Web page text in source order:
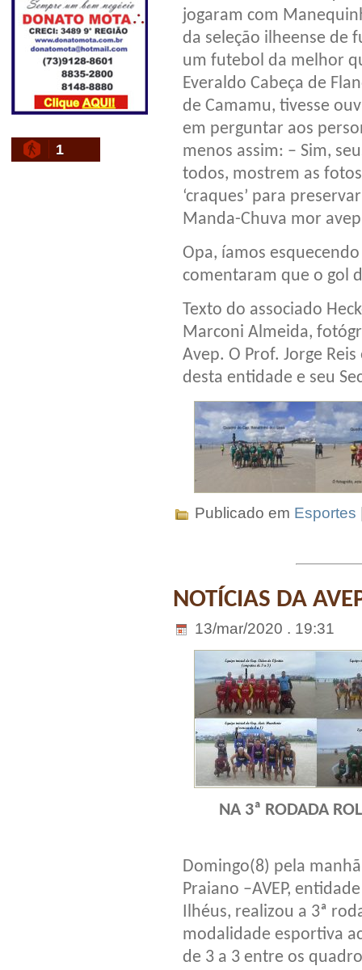
1
jogaram com
da seleção ilheense de
um futebol da melhor
Everaldo Cabeça de
de Camamu, tivesse
em perguntar aos
menos assim: – Sim,
todos, mostrem as
‘craques’ para
Manda-Chuva mor
Opa, íamos
comentaram que o gol
Texto do associado
Marconi Almeida,
Avep. O Prof. Jorge
desta entidade e seu
Publicado em Esportes
NOTÍCIAS DA
13/mar/2020 . 19:31
NA 3ª RODADA
Domingo(8) pela
Praiano –AVEP,
Ilhéus, realizou a 3ª
modalidade esportiva
de 3 a 3 entre os